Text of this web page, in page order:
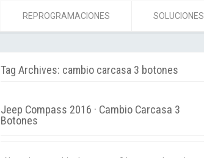
REPROGRAMACIONES SOLUCIONES
Tag Archives: cambio carcasa 3 botones
Jeep Compass 2016 · Cambio Carcasa 3
Botones